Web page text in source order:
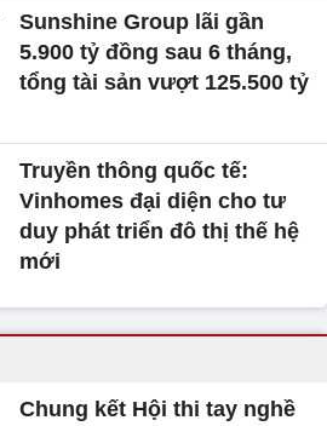
Sunshine Group lãi gần
5.900 tỷ đồng sau 6 tháng,
tổng tài sản vượt 125.500 tỷ
Truyền thông quốc tế:
Vinhomes đại diện cho tư
duy phát triển đô thị thế hệ
mới
Chung kết Hội thi tay nghề